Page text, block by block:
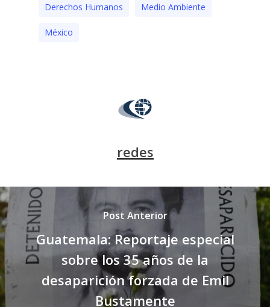
Derechos Humanos Medio Ambiente
México
redes
Post Anterior
Guatemala: Reportaje especial
sobre los 35 años de la
desaparición forzada de Emil
Bustamente